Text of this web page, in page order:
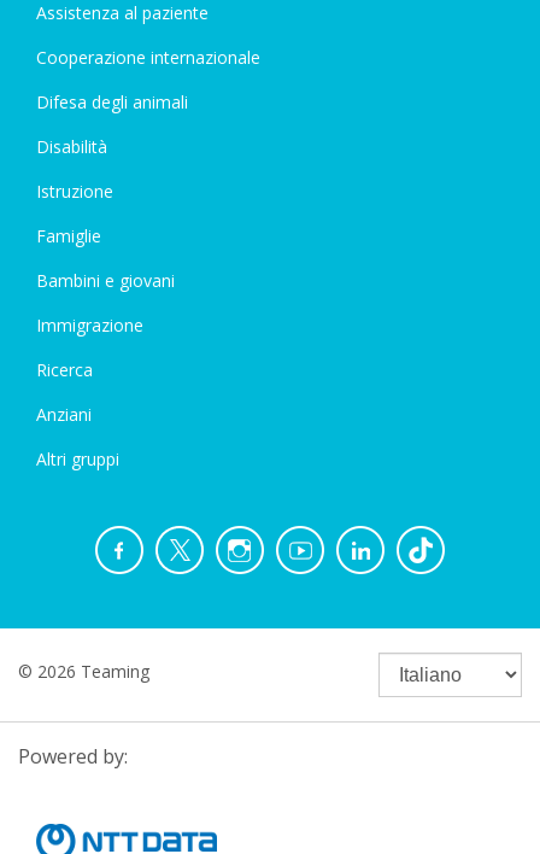
Assistenza al paziente
Cooperazione internazionale
Difesa degli animali
Disabilità
Istruzione
Famiglie
Bambini e giovani
Immigrazione
Ricerca
Anziani
Altri gruppi
© 2026 Teaming
Powered by: